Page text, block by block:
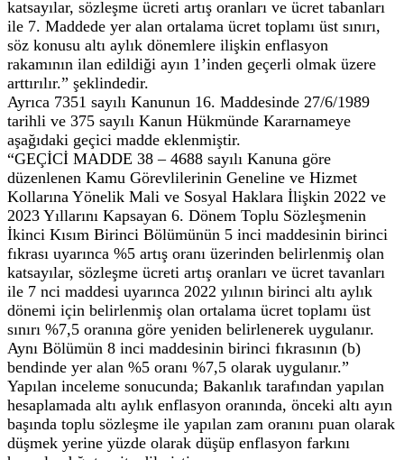
katsayılar, sözleşme ücreti artış oranları ve ücret tabanları
ile 7. Maddede yer alan ortalama ücret toplamı üst sınırı,
söz konusu altı aylık dönemlere ilişkin enflasyon
rakamının ilan edildiği ayın 1’inden geçerli olmak üzere
arttırılır.” şeklindedir.
Ayrıca 7351 sayılı Kanunun 16. Maddesinde 27/6/1989
tarihli ve 375 sayılı Kanun Hükmünde Kararnameye
aşağıdaki geçici madde eklenmiştir.
“GEÇİCİ MADDE 38 – 4688 sayılı Kanuna göre
düzenlenen Kamu Görevlilerinin Geneline ve Hizmet
Kollarına Yönelik Mali ve Sosyal Haklara İlişkin 2022 ve
2023 Yıllarını Kapsayan 6. Dönem Toplu Sözleşmenin
İkinci Kısım Birinci Bölümünün 5 inci maddesinin birinci
fıkrası uyarınca %5 artış oranı üzerinden belirlenmiş olan
katsayılar, sözleşme ücreti artış oranları ve ücret tavanları
ile 7 nci maddesi uyarınca 2022 yılının birinci altı aylık
dönemi için belirlenmiş olan ortalama ücret toplamı üst
sınırı %7,5 oranına göre yeniden belirlenerek uygulanır.
Aynı Bölümün 8 inci maddesinin birinci fıkrasının (b)
bendinde yer alan %5 oranı %7,5 olarak uygulanır.”
Yapılan inceleme sonucunda; Bakanlık tarafından yapılan
hesaplamada altı aylık enflasyon oranında, önceki altı ayın
başında toplu sözleşme ile yapılan zam oranını puan olarak
düşmek yerine yüzde olarak düşüp enflasyon farkını